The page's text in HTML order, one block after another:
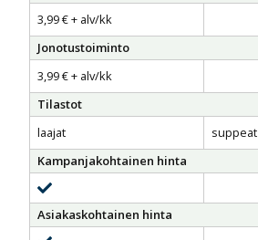
3,99 € + alv/kk
Jonotustoiminto
3,99 € + alv/kk
Tilastot
laajat
suppeat
Kampanjakohtainen hinta
sisältyy
Asiakaskohtainen hinta